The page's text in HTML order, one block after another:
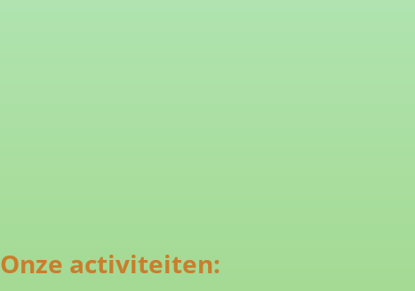
Onze activiteiten: